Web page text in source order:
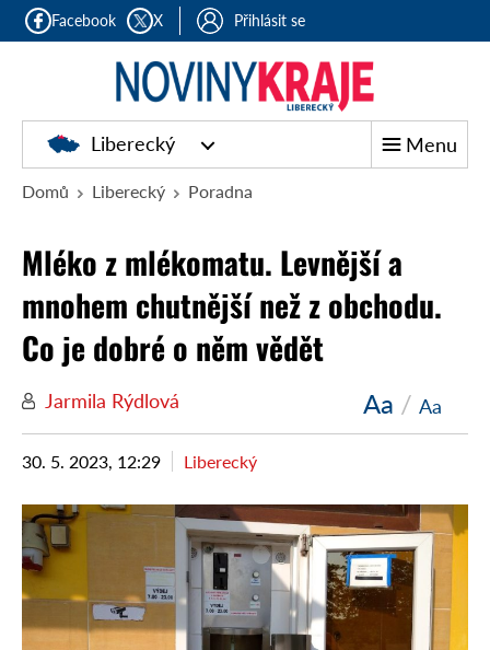
Facebook X Přihlásit se
Liberecký Menu
Domů Liberecký Poradna
Mléko z mlékomatu. Levnější a
mnohem chutnější než z obchodu.
Co je dobré o něm vědět
Jarmila Rýdlová Aa / Aa
30. 5. 2023, 12:29 Liberecký